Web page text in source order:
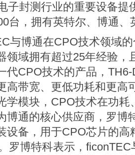
子封测行业的重要设备提
台，拥有英特尔、博通
与博通在CPO技术领域
领域拥有超过25年经验，
代CPO技术的产品，
高带宽、更低功耗和更高
学模块，CPO技术在功耗
博通的核心供应商，罗博
设备，用于CPO芯片的高
罗博特科表示，